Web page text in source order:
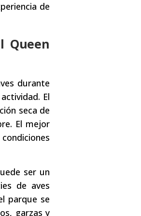
de
Queen
durante
El
seca de
El mejor
ser un
de aves
parque se
garzas y